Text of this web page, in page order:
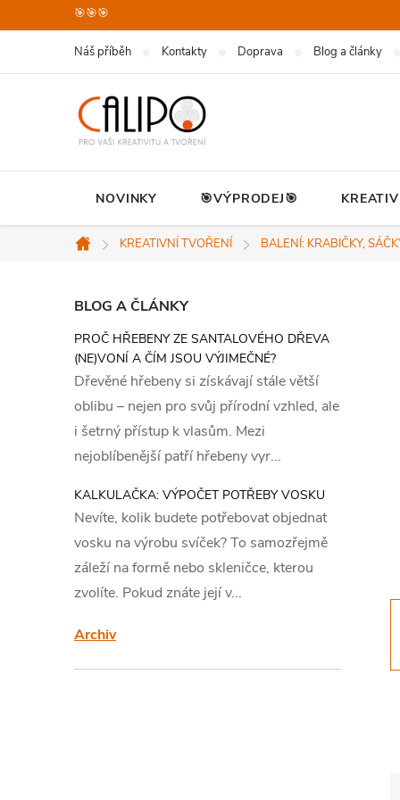
na
🎯🎯🎯
Náš příběh Kontakty Doprava Blog a články
NOVINKY 🎯VÝPRODEJ🎯
Domů
KREATIVNÍ TVOŘENÍ BALENÍ: KRABIČKY,
P
o
s
t
r
a
n
n
í
BLOG A ČLÁNKY
PROČ HŘEBENY ZE SANTALOVÉHO DŘEVA
(NE)VONÍ A ČÍM JSOU VÝJIMEČNÉ?
Dřevěné hřebeny si získávají stále větší
oblibu – nejen pro svůj přírodní vzhled, ale
i šetrný přístup k vlasům. Mezi
nejoblíbenější patří hřebeny vyr...
KALKULAČKA: VÝPOČET POTŘEBY VOSKU
Nevíte, kolik budete potřebovat objednat
vosku na výrobu svíček? To samozřejmě
záleží na formě nebo skleničce, kterou
zvolíte. Pokud znáte její v...
Archiv